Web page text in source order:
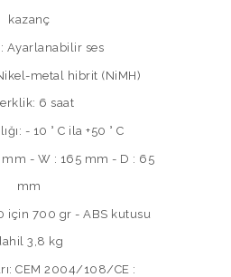
kazanç
Ayarlanabilir ses
metal hibrit (NiMH)
6 saat
- 10 ° C ila +50 ° C
mm - W : 165 mm - D : 65
mm
için 700 gr - ABS kutusu
3,8 kg
CEM 2004/108/CE :